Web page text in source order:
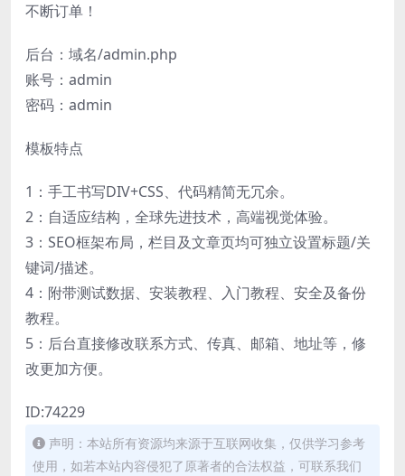
不断订单！
后台：域名/admin.php
账号：admin
密码：admin
模板特点
1：手工书写DIV+CSS、代码精简无冗余。
2：自适应结构，全球先进技术，高端视觉体验。
3：SEO框架布局，栏目及文章页均可独立设置标题/关
键词/描述。
4：附带测试数据、安装教程、入门教程、安全及备份
教程。
5：后台直接修改联系方式、传真、邮箱、地址等，修
改更加方便。
ID:74229
声明：本站所有资源均来源于互联网收集，仅供学习参考
使用，如若本站内容侵犯了原著者的合法权益，可联系我们